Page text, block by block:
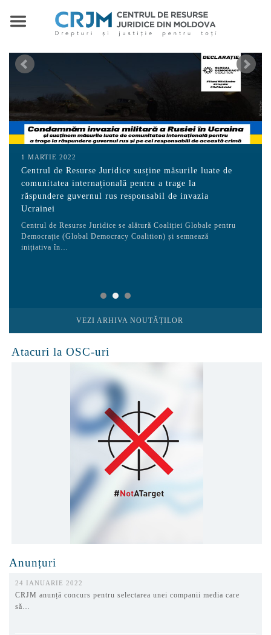
1 MARTIE 2022
Centrul de Resurse Juridice susține măsurile luate de
comunitatea internațională pentru a trage la
răspundere guvernul rus responsabil de invazia
Ucrainei
Centrul de Resurse Juridice se alătură Coaliției Globale pentru
Democrație (Global Democracy Coalition) și semnează
inițiativa în…
VEZI ARHIVA NOUTĂȚILOR
Atacuri la OSC-uri
Anunțuri
24 IANUARIE 2022
CRJM anunță concurs pentru selectarea unei companii media care
să…